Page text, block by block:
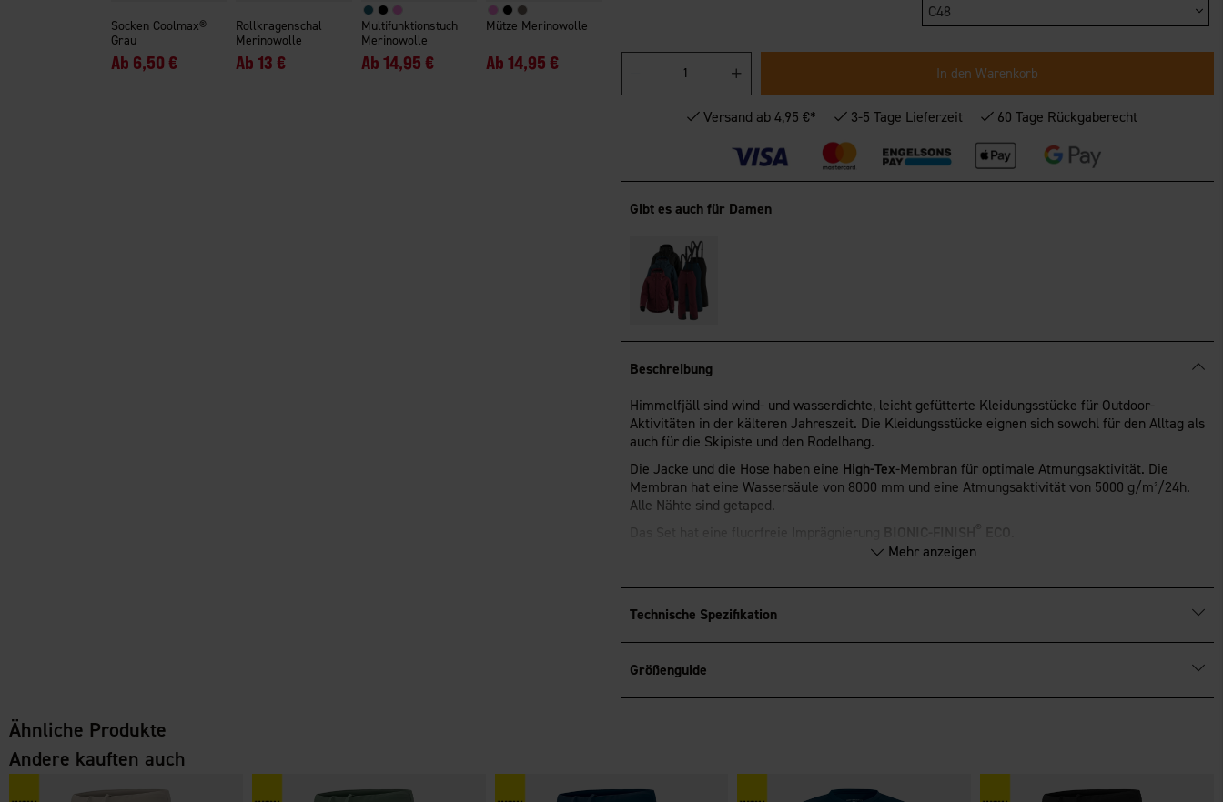
Socken Coolmax®
Grau
Ab 6,50 €
Rollkragenschal
Merinowolle
Ab13 €
Multifunktionstuch
Merinowolle
Ab 14,95 €
Mütze Merinowolle
Ab14,95 €
C48
In den Warenkorb
Versand ab 4,95 €* 3-5 Tage Lieferzeit 60 Tage Rückgaberecht
Gibt es auch für Damen
Beschreibung
Himmelfjäll sind wind- und wasserdichte, leicht gefütterte Kleidungsstücke für Outdoor-
Aktivitäten in der kälteren Jahreszeit. Die Kleidungsstücke eignen sich sowohl für den Alltag als
auch für die Skipiste und den Rodelhang.
Die Jacke und die Hose haben eine High-Tex-Membran für optimale Atmungsaktivität. Die
Membran hat eine Wassersäule von 8000 mm und eine Atmungsaktivität von 5000 g/m²/24h.
Alle Nähte sind getaped.
Winterjacke HIMMELFJÄLL
Jacke mit vielen Einsatzmöglichkeiten. Geeignet für alle, die eine warme und zuverlässige Jacke
zum Spazierengehen brauchen oder eine bequeme Jacke für einen aktiven Lebensstil im Freien
suchen.
Schneemobilhelm tragen kannst.
Die Jacke hat Seitentaschen mit Reißverschluss und eine Innentasche mit Reißverschluss. An
Mehr anzeigen
Technische Spezifikation
Größenguide
Ähnliche Produkte
Andere kauften auch